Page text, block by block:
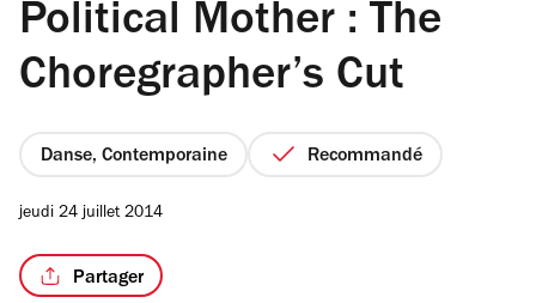
Political Mother : The
Choregrapher’s Cut
Danse, Contemporaine Recommandé
jeudi 24 juillet 2014
Partager